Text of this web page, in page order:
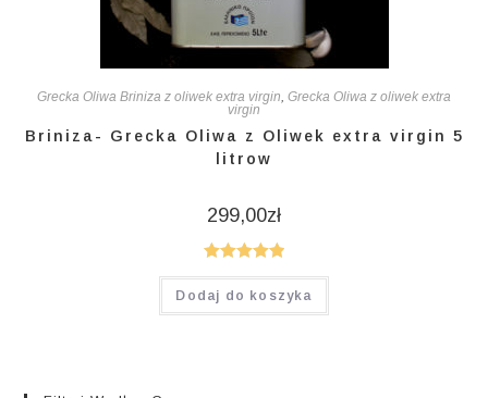
Grecka Oliwa Briniza z oliwek extra virgin, Grecka Oliwa z oliwek extra
virgin
Briniza- Grecka Oliwa z Oliwek extra virgin 5
litrow
299,00zł
Oceniono
4.93na 5
Dodaj do koszyka